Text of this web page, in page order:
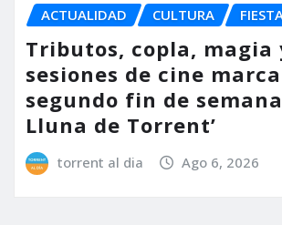
ACTUALIDAD CULTURA
Tributos, copla, magia
sesiones de cine
segundo fin de semana
Lluna de Torrent’
torrent al dia Ago 6, 2026